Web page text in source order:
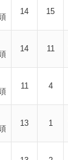
14 15
14 11
11 4
13 1